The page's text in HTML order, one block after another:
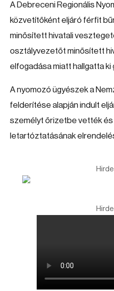
A Debreceni Regionális
közvetítőként eljáró férfit
minősített hivatali
osztályvezetőt minősített
elfogadása miatt hallgatta
A nyomozó ügyészek a
felderítése alapján indult
személyt őrizetbe vették
letartóztatásának